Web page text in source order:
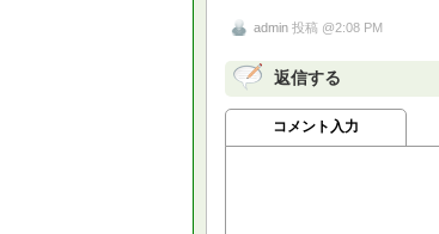
admin 投稿 @2:08 PM
返信する
コメント入力